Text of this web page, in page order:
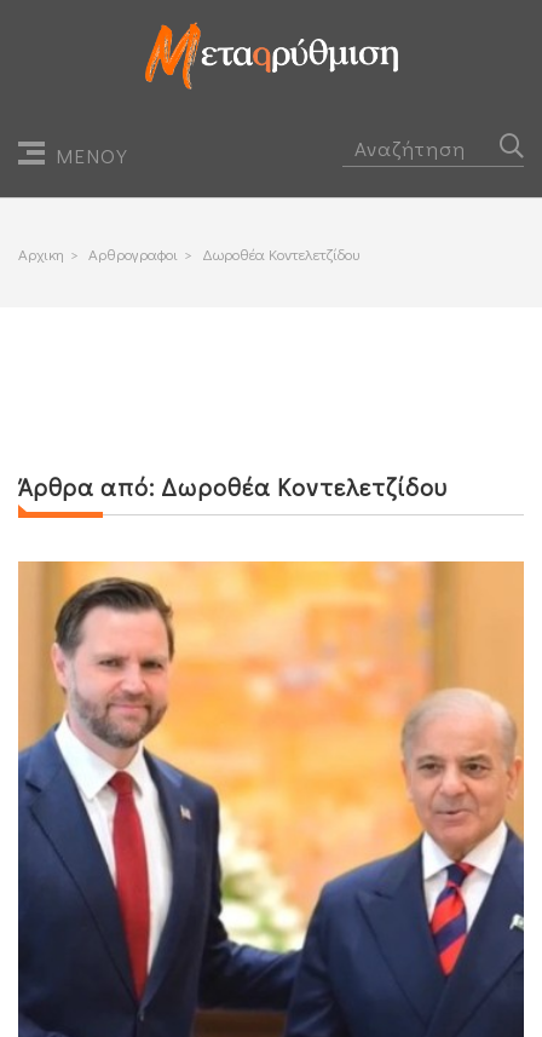
ΜΕΝΟΥ
Αρχικη > Αρθρογραφοι > Δωροθέα Κοντελετζίδου
Άρθρα από: Δωροθέα Κοντελετζίδου